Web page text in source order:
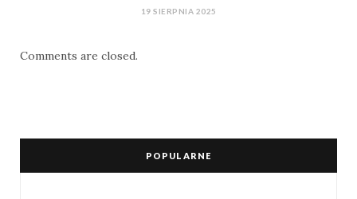
19 SIERPNIA 2025
Comments are closed.
POPULARNE